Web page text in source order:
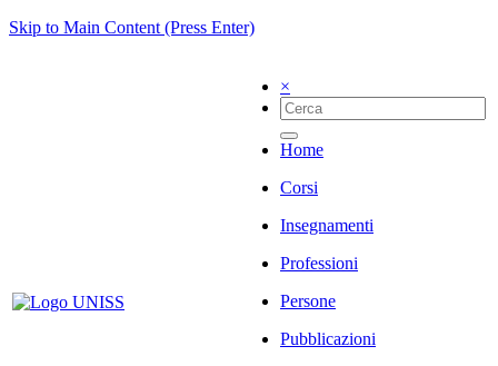
Skip to Main Content (Press Enter)
×
Home
Corsi
Insegnamenti
Professioni
Persone
Pubblicazioni